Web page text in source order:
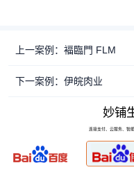
上一案例：褔臨門 FLM
下一案例：伊皖肉业
妙铺
连接支付、云服务、智